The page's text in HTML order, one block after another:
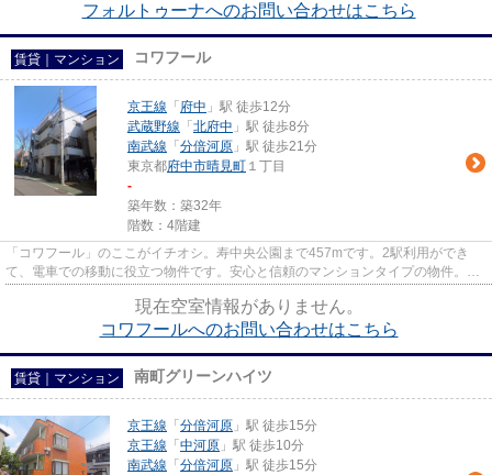
フォルトゥーナへのお問い合わせはこちら
賃貸｜マンション コワフール
京王線 「 府中 」駅 徒歩12分
武蔵野線 「 北府中 」駅 徒歩8分
南武線 「 分倍河原 」駅 徒歩21分
東京都府中市晴見町 １丁目
-
築年数：築32年
階数：4階建
「コワフール」のここがイチオシ。寿中央公園まで457mです。2駅利用ができ
て、電車での移動に役立つ物件です。安心と信頼のマンションタイプの物件。
現在空室情報がありません。
コワフールへのお問い合わせはこちら
賃貸｜マンション 南町グリーンハイツ
京王線 「 分倍河原 」駅 徒歩15分
京王線 「 中河原 」駅 徒歩10分
南武線 「 分倍河原 」駅 徒歩15分